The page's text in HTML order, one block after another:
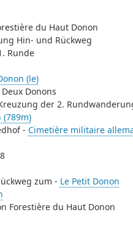
du Haut Donon
Hin- und Rückweg
Runde
(le)
Donons
der 2.
(789m)
- Cimetière militaire
zum - Le Petit Donon
Forestière du Haut Donon